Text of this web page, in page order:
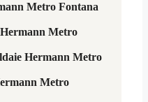
Metro Fontana
Metro
Hermann Metro
Metro